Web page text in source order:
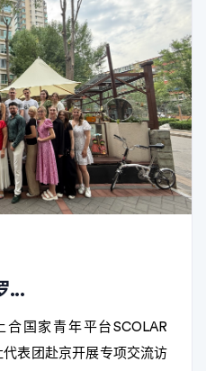
...
国家青年平台SCOLAR
表团赴京开展专项交流访